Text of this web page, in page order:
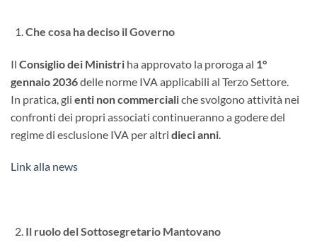
Che cosa ha deciso il Governo
Il Consiglio dei Ministri ha approvato la proroga al 1°
gennaio 2036delle norme IVA applicabili al Terzo Settore.
In pratica, gli enti non commercialiche svolgono attività nei
confronti dei propri associati continueranno a godere del
regime di esclusione IVA per altri dieci anni
Link alla news
Il ruolo del Sottosegretario Mantovano